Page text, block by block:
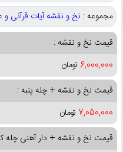
مجموعه : نخ و نقشه آیات
قیمت نخ و نقشه :
6,000,000 تومان
قیمت نخ و نقشه + چله پنبه :
7,050,000 تومان
قیمت نخ و نقشه + دار آهنی چله